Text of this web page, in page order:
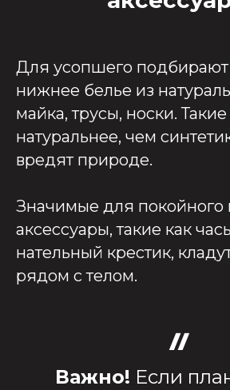
Для усопшего подбирают
нижнее белье из
майка, трусы, носки.
натуральнее, чем
вредят природе.
Значимые для
аксессуары, такие как
нательный крестик,
рядом с телом.
Важно! Если